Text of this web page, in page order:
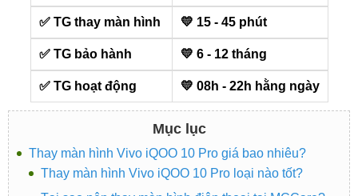
✅ TG thay màn hình 💛 15 - 45 phút
✅ TG bảo hành 💛 6 - 12 tháng
✅ TG hoạt động 💛 08h - 22h hằng ngày
Mục lục
Thay màn hình Vivo iQOO 10 Pro giá bao nhiêu?
Thay màn hình Vivo iQOO 10 Pro loại nào tốt?